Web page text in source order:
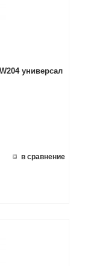
универсал
в сравнение